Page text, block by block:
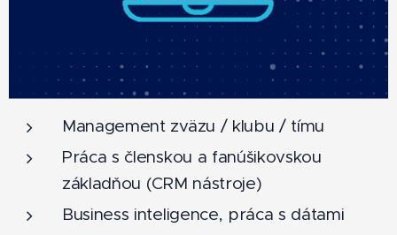
Management zväzu / klubu / tímu
Práca s členskou a fanúšikovskou
základňou (CRM nástroje)
Business inteligence, práca s dátami